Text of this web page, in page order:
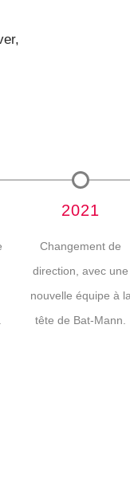
2021
Changement de
direction, avec une
nouvelle équipe à
tête de Bat-Mann.